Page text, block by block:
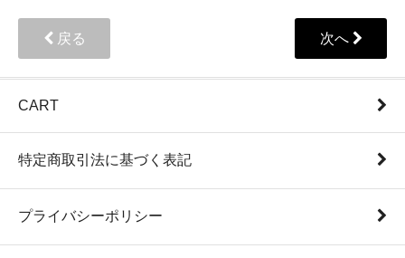
戻る 次へ
CART
特定商取引法に基づく表記
プライバシーポリシー